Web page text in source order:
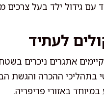
גידול ילד בעל צרכים
לעתיד
אתגרים ניכרים
בתהליכי ההכרה והגשת
באזורי פריפריה.